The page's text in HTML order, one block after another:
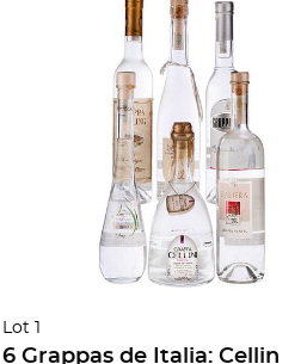
Lot 1
6 Grappas de Italia: Cellin